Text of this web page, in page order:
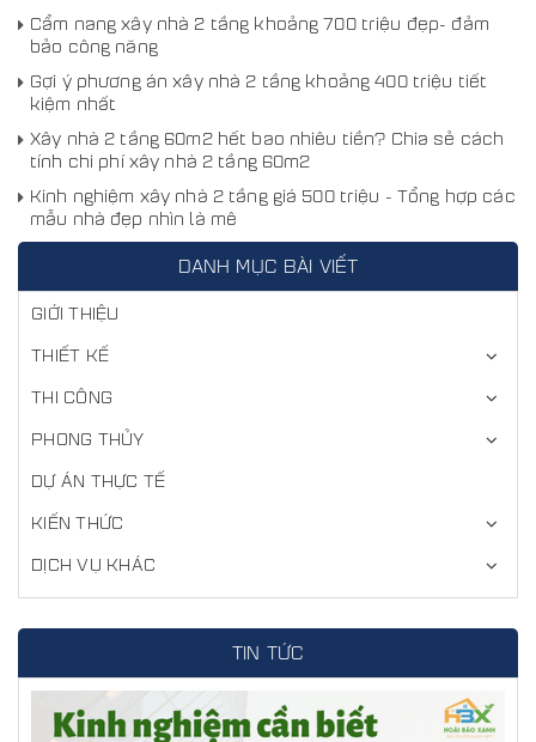
Cẩm nang xây nhà 2 tầng khoảng 700 triệu đẹp- đảm
bảo công năng
Gợi ý phương án xây nhà 2 tầng khoảng 400 triệu tiết
kiệm nhất
Xây nhà 2 tầng 60m2 hết bao nhiêu tiền? Chia sẻ cách
tính chi phí xây nhà 2 tầng 60m2
Kinh nghiệm xây nhà 2 tầng giá 500 triệu - Tổng hợp các
mẫu nhà đẹp nhìn là mê
DANH MỤC BÀI VIẾT
GIỚI THIỆU
THIẾT KẾ
THI CÔNG
PHONG THỦY
DỰ ÁN THỰC TẾ
KIẾN THỨC
DỊCH VỤ KHÁC
TIN TỨC